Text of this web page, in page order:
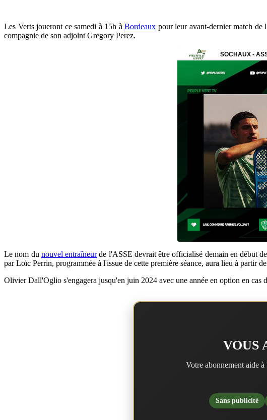
Les Verts joueront ce samedi à 15h à Bordeaux pour leur avant-dernier match
compagnie de son adjoint Gregory Perez.
Le nom du nouvel entraîneurde l'ASSE devrait être officialisé demain en début
par Loïc Perrin, programmée à l'issue de cette première séance, aura lieu à partir
Olivier Dall'Oglio s'engagera jusqu'en juin 2024 avec une année en option en cas
VOUS
Votre abonnement aide
Sans publicité